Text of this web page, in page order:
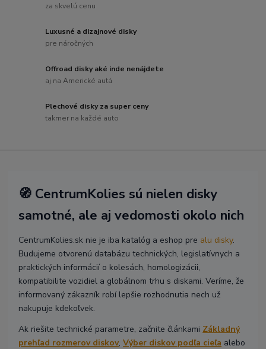
za skvelú cenu
Luxusné a dizajnové disky
pre náročných
Offroad disky aké inde nenájdete
aj na Americké autá
Plechové disky za super ceny
takmer na každé auto
🧭 CentrumKolies sú nielen disky
samotné, ale aj vedomosti okolo nich
CentrumKolies.sk nie je iba katalóg a eshop pre alu disky.
Budujeme otvorenú databázu technických, legislatívnych a
praktických informácií o kolesách, homologizácii,
kompatibilite vozidiel a globálnom trhu s diskami. Veríme, že
informovaný zákazník robí lepšie rozhodnutia nech už
nakupuje kdekoľvek.
Ak riešite technické parametre, začnite článkami Základný
prehľad rozmerov diskov,Výber diskov podľa cieľa alebo